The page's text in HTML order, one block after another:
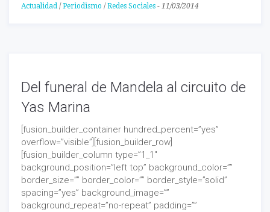
Actualidad /Periodismo /Redes Sociales - 11/03/2014
Del funeral de Mandela al circuito de
Yas Marina
[fusion_builder_container hundred_percent=”yes”
overflow=”visible”][fusion_builder_row]
[fusion_builder_column type=”1_1″
background_position=”left top” background_color=””
border_size=”” border_color=”” border_style=”solid”
spacing=”yes” background_image=””
background_repeat=”no-repeat” padding=””